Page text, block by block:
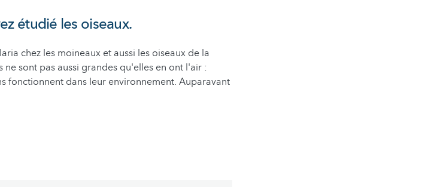
étudié les oiseaux.
chez les moineaux et aussi les oiseaux de la
sont pas aussi grandes qu'elles en ont l'air :
fonctionnent dans leur environnement. Auparavant